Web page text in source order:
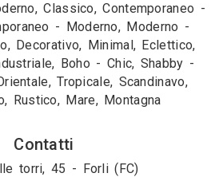
Classico, Contemporaneo -
- Moderno, Moderno -
Decorativo, Minimal, Eclettico,
Boho - Chic, Shabby -
Tropicale, Scandinavo,
Rustico, Mare, Montagna
Contatti
torri, 45 - Forli (FC)